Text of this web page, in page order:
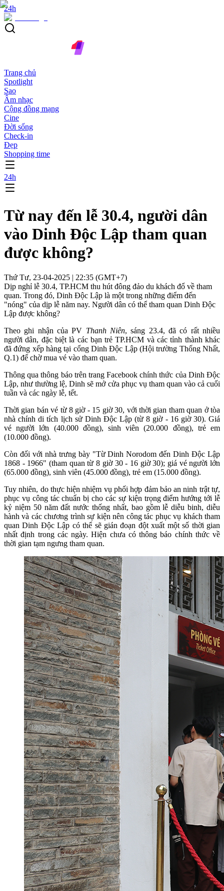
24h
Trang chủ
Spotlight
Sao
Âm nhạc
Cộng đồng mạng
Cine
Đời sống
Check-in
Đẹp
Shopping time
24h
Từ nay đến lễ 30.4, người dân
vào Dinh Độc Lập tham quan
được không?
Thứ Tư, 23-04-2025 | 22:35 (GMT+7)
Dịp nghỉ lễ 30.4, TP.HCM thu hút đông đảo du khách đổ về tham
quan. Trong đó, Dinh Độc Lập là một trong những điểm đến
"nóng" của dịp lễ năm nay. Người dân có thể tham quan Dinh Độc
Lập được không?
Theo ghi nhận của PV Thanh Niên, sáng 23.4, đã có rất nhiều
người dân, đặc biệt là các bạn trẻ TP.HCM và các tỉnh thành khác
đã đứng xếp hàng tại cổng Dinh Độc Lập (Hội trường Thống Nhất,
Q.1) để chờ mua vé vào tham quan.
Thông qua thông báo trên trang Facebook chính thức của Dinh Độc
Lập, như thường lệ, Dinh sẽ mở cửa phục vụ tham quan vào cả cuối
tuần và các ngày lễ, tết.
Thời gian bán vé từ 8 giờ - 15 giờ 30, với thời gian tham quan ở tòa
nhà chính di tích lịch sử Dinh Độc Lập (từ 8 giờ - 16 giờ 30). Giá
vé người lớn (40.000 đồng), sinh viên (20.000 đồng), trẻ em
(10.000 đồng).
Còn đối với nhà trưng bày "Từ Dinh Norodom đến Dinh Độc Lập
1868 - 1966" (tham quan từ 8 giờ 30 - 16 giờ 30); giá vé người lớn
(65.000 đồng), sinh viên (45.000 đồng), trẻ em (15.000 đồng).
Tuy nhiên, do thực hiện nhiệm vụ phối hợp đảm bảo an ninh trật tự,
phục vụ công tác chuẩn bị cho các sự kiện trọng điểm hướng tới lễ
kỷ niệm 50 năm đất nước thống nhất, bao gồm lễ diễu binh, diễu
hành và các chương trình sự kiện nên công tác phục vụ khách tham
quan Dinh Độc Lập có thể sẽ gián đoạn đột xuất một số thời gian
nhất định trong các ngày. Hiện chưa có thông báo chính thức về
thời gian tạm ngưng tham quan.